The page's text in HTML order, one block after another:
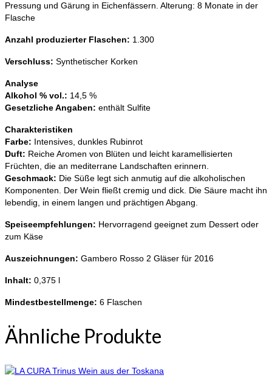
Pressung und Gärung in Eichenfässern. Alterung: 8 Monate in der
Flasche
Anzahl produzierter Flaschen: 1.300
Verschluss: Synthetischer Korken
Analyse
Alkohol % vol.: 14,5 %
Gesetzliche Angaben: enthält Sulfite
Charakteristiken
Farbe: Intensives, dunkles Rubinrot
Duft: ReicheAromen von Blüten und leicht karamellisierten
Früchten, die an mediterrane Landschaften erinnern.
Geschmack: Die Süße legt sich anmutig auf die alkoholischen
Komponenten. Der Wein fließt cremig und dick. Die Säure macht ihn
lebendig, in einem langen und prächtigen Abgang.
Speiseempfehlungen: Hervorragend geeignet zum Dessert oder
zum Käse
Auszeichnungen: Gambero Rosso 2 Gläser für 2016
Inhalt: 0,375 l
Mindestbestellmenge: 6 Flaschen
Ähnliche Produkte